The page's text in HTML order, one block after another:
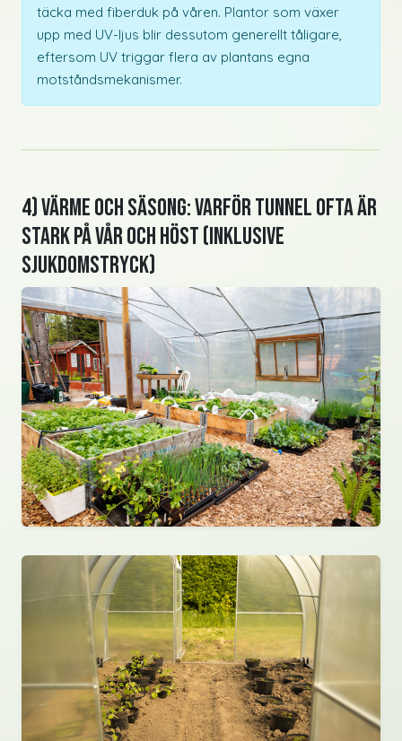
täcka med fiberduk på våren. Plantor som växer
upp med UV-ljus blir dessutom generellt tåligare,
eftersom UV triggar flera av plantans egna
motståndsmekanismer.
4) Värme och säsong: Varför tunnel ofta är
stark på vår och höst (inklusive
sjukdomstryck)